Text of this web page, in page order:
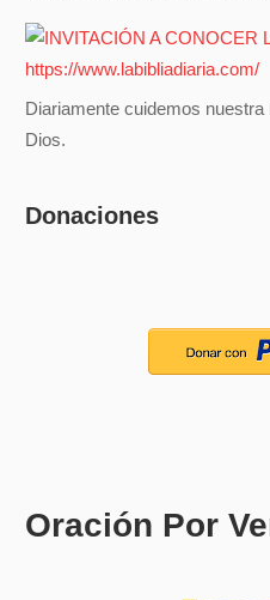
Diariamente cuidemos nuestra
Dios.
Donaciones
Oración Por